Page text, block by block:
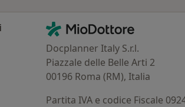
Contatti
MioDottore - Homepage
Docplanner Italy S.r.l.
Piazzale delle Belle Arti 2
00196 Roma (RM), Italia
Partita IVA e codice Fiscale